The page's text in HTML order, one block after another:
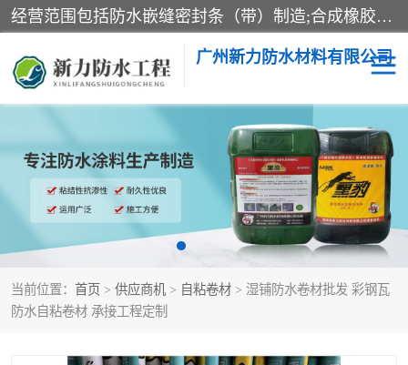
经营范围包括防水嵌缝密封条（带）制造;合成橡胶制造（监控化学品、危险化学品除外）;沥青混合物制造;防水胶粘带制造;其他合成材料制造（监控化学品、危险化学品除外）;涂料制造（监控化学品、危险化学品除外）;建筑结构防水补漏;防水建筑材料制造;粘合剂制造（监控化学品、危险化学品除外）;涂料零售;广州新力防水材料有限公司具有1处分支机构。
广州新力防水材料有限公司
当前位置： 首页 > 供应商机 > 自粘卷材 > 湿铺防水卷材批发 彩钢瓦
防水自粘卷材 承接工程定制
黑豹防水胶 建筑108胶水
乳化沥青防水涂料 自粘卷材
非固化橡胶防水涂料